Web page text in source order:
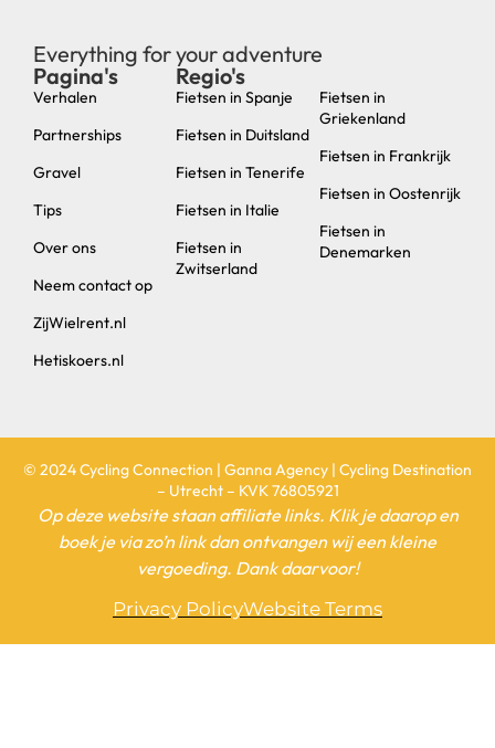
Everything for your adventure
Pagina's
Verhalen
Partnerships
Gravel
Tips
Over ons
Neem contact op
ZijWielrent.nl
Hetiskoers.nl
Regio's
Fietsen in Spanje
Fietsen in Duitsland
Fietsen in Tenerife
Fietsen in Italie
Fietsen in
Zwitserland
Fietsen in
Griekenland
Fietsen in Frankrijk
Fietsen in Oostenrijk
Fietsen in
Denemarken
© 2024 Cycling Connection | Ganna Agency | Cycling Destination
– Utrecht – KVK 76805921
Op deze website staan affiliate links. Klik je daarop en
boek je via zo’n link dan ontvangen wij een kleine
vergoeding. Dank daarvoor!
Privacy PolicyWebsite Terms